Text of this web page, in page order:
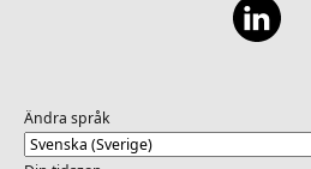
Ändra språk